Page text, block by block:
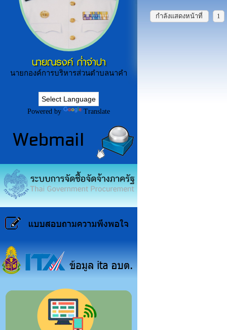
นายณรงค์ ก่ำจำปา
นายกองค์การบริหารส่วนตำบลนาคำ
Powered by Translate
กำลังแสดงหน้าที่ 1